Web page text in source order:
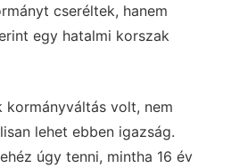
cseréltek, hanem
egy hatalmi korszak
kormányváltás volt, nem
lehet ebben igazság.
úgy tenni, mintha 16 év